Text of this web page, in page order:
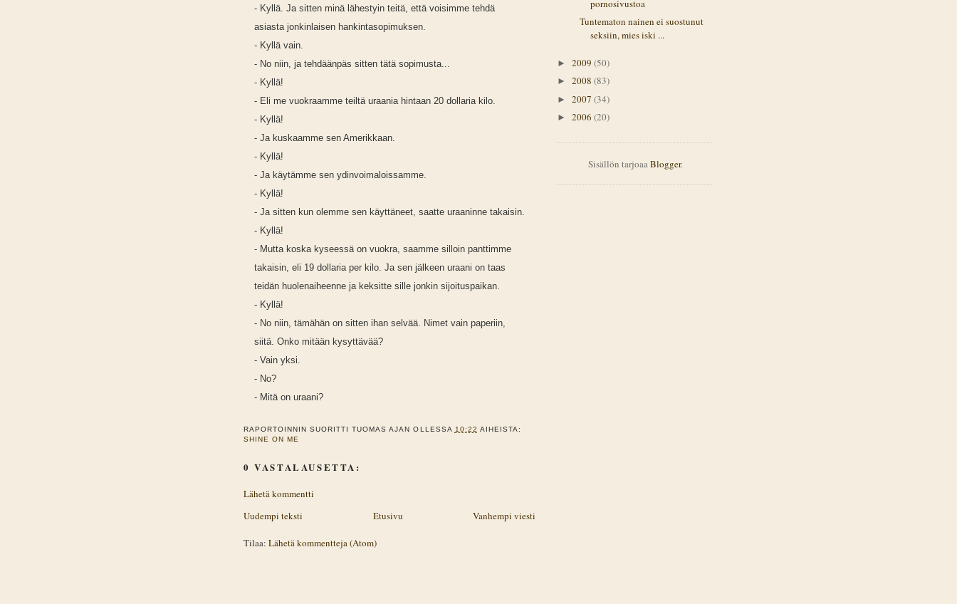
- Kyllä. Ja sitten minä lähestyin teitä, että voisimme tehdä
asiasta jonkinlaisen hankintasopimuksen.
- Kyllä vain.
- No niin, ja tehdäänpäs sitten tätä sopimusta...
- Kyllä!
- Eli me vuokraamme teiltä uraania hintaan 20 dollaria kilo.
- Kyllä!
- Ja kuskaamme sen Amerikkaan.
- Kyllä!
- Ja käytämme sen ydinvoimaloissamme.
- Kyllä!
- Ja sitten kun olemme sen käyttäneet, saatte uraaninne takaisin.
- Kyllä!
- Mutta koska kyseessä on vuokra, saamme silloin panttimme
takaisin, eli 19 dollaria per kilo. Ja sen jälkeen uraani on taas
teidän huolenaiheenne ja keksitte sille jonkin sijoituspaikan.
- Kyllä!
- No niin, tämähän on sitten ihan selvää. Nimet vain paperiin,
siitä. Onko mitään kysyttävää?
- Vain yksi.
- No?
- Mitä on uraani?
RAPORTOINNIN SUORITTITUOMAS AJAN OLLESSA 10:22 AIHEISTA:
SHINE ON ME
0 VASTALAUSETTA:
Lähetä kommentti
Uudempi teksti
Vanhempi viesti
Etusivu
Tilaa: Lähetä kommentteja (Atom)
pornosivustoa
Tuntematon nainen ei suostunut
seksiin, mies iski ...
► 2009 (50)
► 2008 (83)
► 2007 (34)
► 2006 (20)
Sisällön tarjoaaBlogger.